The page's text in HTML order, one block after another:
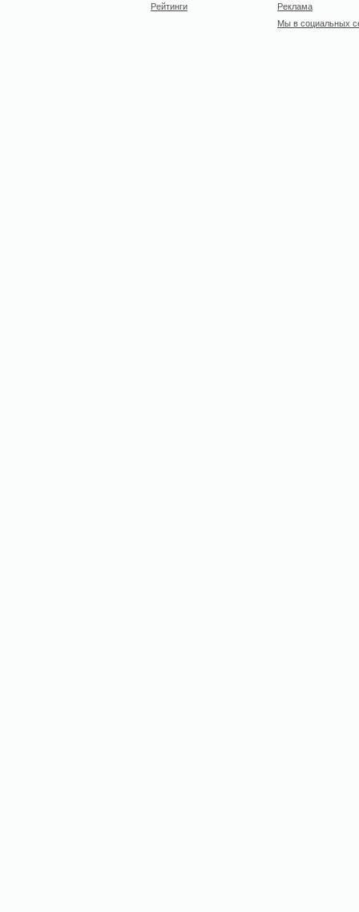
Рейтинги
Реклама
Мы в социальных